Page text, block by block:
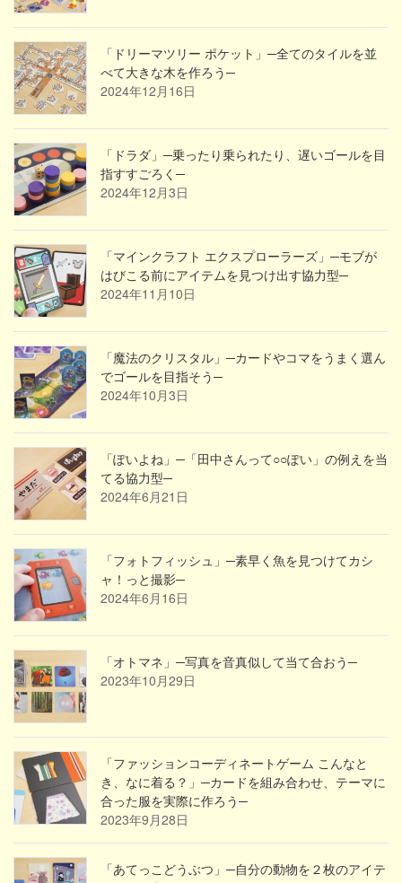
「ドリーマツリー ポケット」─全てのタイルを並
べて大きな木を作ろう─
2024年12月16日
「ドラダ」─乗ったり乗られたり、遅いゴールを目
指すすごろく─
2024年12月3日
「マインクラフト エクスプローラーズ」─モブが
はびこる前にアイテムを見つけ出す協力型─
2024年11月10日
「魔法のクリスタル」─カードやコマをうまく選ん
でゴールを目指そう─
2024年10月3日
「ぽいよね」─「田中さんって○○ぽい」の例えを当
てる協力型─
2024年6月21日
「フォトフィッシュ」─素早く魚を見つけてカシ
ャ！っと撮影─
2024年6月16日
「オトマネ」─写真を音真似して当て合おう─
2023年10月29日
「ファッションコーディネートゲーム こんなと
き、なに着る？」─カードを組み合わせ、テーマに
合った服を実際に作ろう─
2023年9月28日
「あてっこどうぶつ」─自分の動物を２枚のアイテ